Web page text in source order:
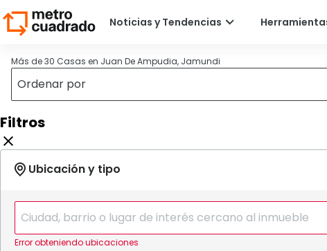
Más de 30 Casas en Juan De Ampudia, Jamundi
Filtros
Error obteniendo ubicaciones